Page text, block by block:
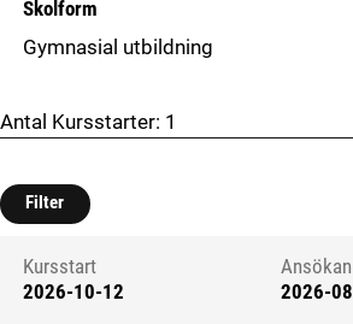
Skolform
Gymnasial utbildning
Antal Kursstarter: 1
Filter
Kursstart 6071752
Kursstart
2026-10-12
2026-